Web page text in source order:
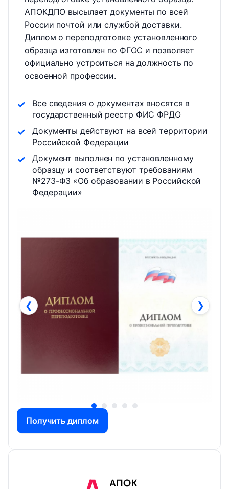
АПОКДПО высылает документы по всей
России почтой или службой доставки.
Диплом о переподготовке установленного
образца изготовлен по ФГОС и позволяет
официально устроиться на должность по
освоенной профессии.
Все сведения о документах вносятся в
государственный реестр ФИС ФРДО
Документы действуют на всей территории
Российской Федерации
Документ выполнен по установленному
образцу и соответствуют требованиям
№273-ФЗ «Об образовании в Российской
Федерации»
❮ ❯
Получить диплом